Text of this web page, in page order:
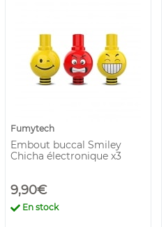
Fumytech
Embout buccal Smiley
Chicha électronique x3
9,90€
En stock